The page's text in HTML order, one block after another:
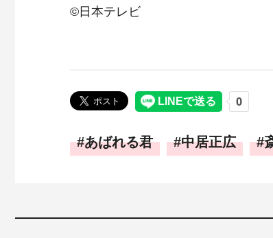
©日本テレビ
あばれる君 中居正広